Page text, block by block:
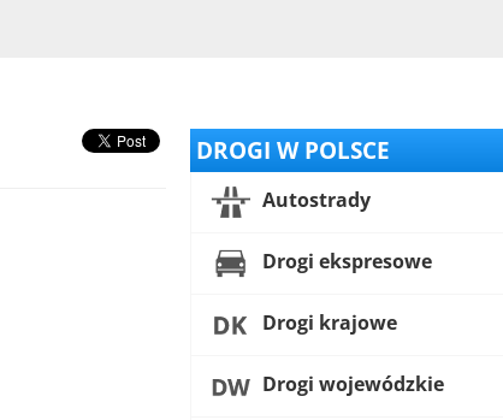
DROGI W POLSCE
Autostrady
Drogi ekspresowe
Drogi krajowe
Drogi wojewódzkie